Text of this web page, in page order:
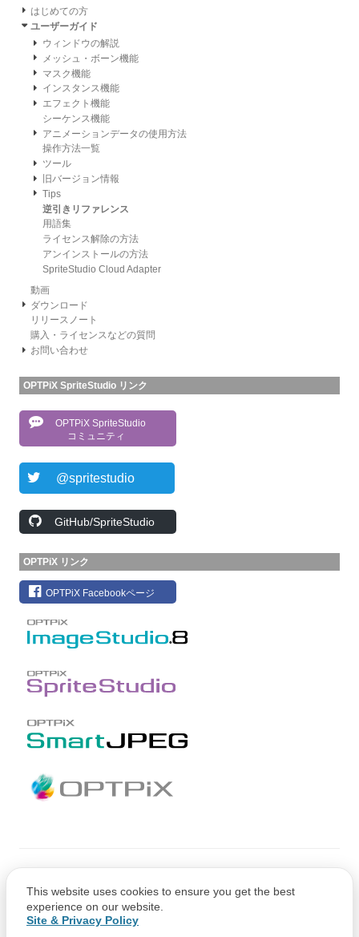
はじめての方
ユーザーガイド
ウィンドウの解説
メッシュ・ボーン機能
マスク機能
インスタンス機能
エフェクト機能
シーケンス機能
アニメーションデータの使用方法
操作方法一覧
ツール
旧バージョン情報
Tips
逆引きリファレンス
用語集
ライセンス解除の方法
アンインストールの方法
SpriteStudio Cloud Adapter
動画
ダウンロード
リリースノート
購入・ライセンスなどの質問
お問い合わせ
OPTPiX SpriteStudio リンク
OPTPiX SpriteStudio
コミュニティ
@spritestudio
GitHub/SpriteStudio
OPTPiX リンク
OPTPiX Facebookページ
Copyright © 1991-2021 Web Technology Corp.
This website uses cookies to ensure you get the best
experience on our website.
Site & Privacy Policy